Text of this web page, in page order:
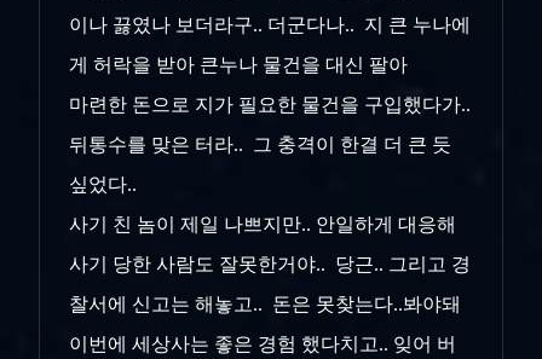
이나 끓였나 보더라구.. 더군다나.. 지 큰 누나에
게 허락을 받아 큰누나 물건을 대신 팔아
마련한 돈으로 지가 필요한 물건을 구입했다가..
뒤통수를 맞은 터라.. 그 충격이 한결 더 큰 듯
싶었다..
사기 친 놈이 제일 나쁘지만.. 안일하게 대응해
사기 당한 사람도 잘못한거야.. 당근.. 그리고 경
찰서에 신고는 해놓고.. 돈은 못찾는다..봐야돼
이번에 세상사는 좋은 경험 했다치고.. 잊어 버